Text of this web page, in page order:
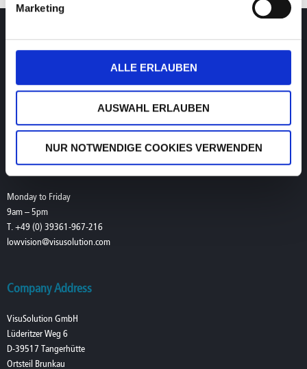
Marketing
ALLE ERLAUBEN
AUSWAHL ERLAUBEN
NUR NOTWENDIGE COOKIES VERWENDEN
T. +49 (0) 39361-967-17
hotline@visusolution.com
Teamviewer
Service Low Vision
Monday to Friday
9am – 5pm
T. +49 (0) 39361-967-216
lowvision@visusolution.com
Company Address
VisuSolution GmbH
Lüderitzer Weg 6
D-39517 Tangerhütte
Ortsteil Brunkau